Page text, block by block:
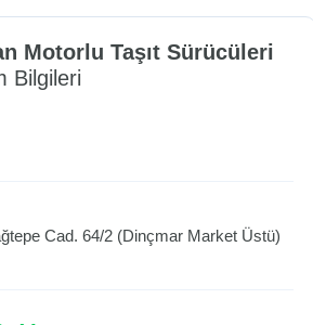
Motorlu Taşıt Sürücüleri
Bilgileri
Cad. 64/2 (Dinçmar Market Üstü)